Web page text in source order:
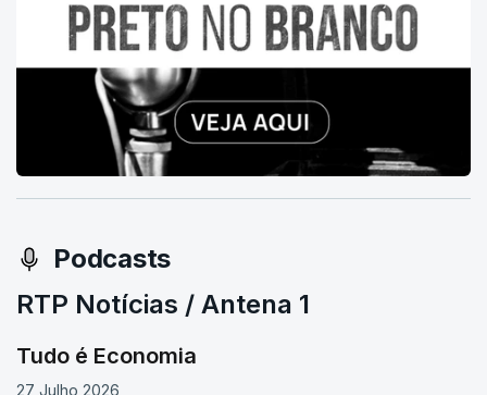
Podcasts
RTP Notícias / Antena 1
Tudo é Economia
27 Julho 2026